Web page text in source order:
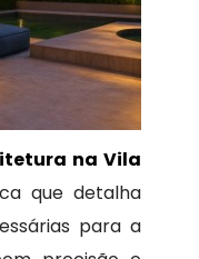
na Vila
que detalha
para a